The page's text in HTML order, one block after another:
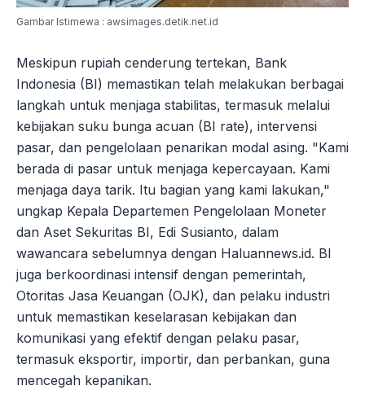
Gambar Istimewa : awsimages.detik.net.id
Meskipun rupiah cenderung tertekan, Bank
Indonesia (BI) memastikan telah melakukan berbagai
langkah untuk menjaga stabilitas, termasuk melalui
kebijakan suku bunga acuan (BI rate), intervensi
pasar, dan pengelolaan penarikan modal asing. "Kami
berada di pasar untuk menjaga kepercayaan. Kami
menjaga daya tarik. Itu bagian yang kami lakukan,"
ungkap Kepala Departemen Pengelolaan Moneter
dan Aset Sekuritas BI, Edi Susianto, dalam
wawancara sebelumnya dengan Haluannews.id. BI
juga berkoordinasi intensif dengan pemerintah,
Otoritas Jasa Keuangan (OJK), dan pelaku industri
untuk memastikan keselarasan kebijakan dan
komunikasi yang efektif dengan pelaku pasar,
termasuk eksportir, importir, dan perbankan, guna
mencegah kepanikan.